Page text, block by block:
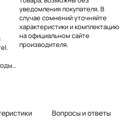
уведомления покупателя. В
случае сомнений уточняйте
характеристики и комплектацию
на официальном сайте
производителя.
Вопросы и ответы